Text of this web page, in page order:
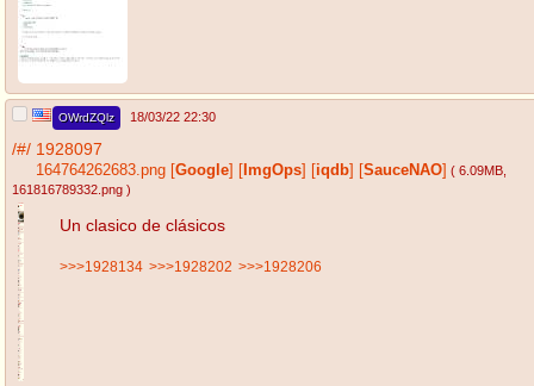
OWrdZQlz 18/03/22 22:30
/#/ 1928097
164764262683.png Google ImgOps iqdb SauceNAO ( 6.09MB
161816789332.png )
Un clasico de clásicos
>>>1928134 >>>1928202 >>>1928206